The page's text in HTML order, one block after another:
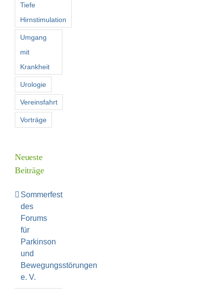
Tiefe
Hirnstimulation
Umgang
mit
Krankheit
Urologie
Vereinsfahrt
Vorträge
Neueste
Beiträge
Sommerfest
des
Forums
für
Parkinson
und
Bewegungsstörungen
e. V.